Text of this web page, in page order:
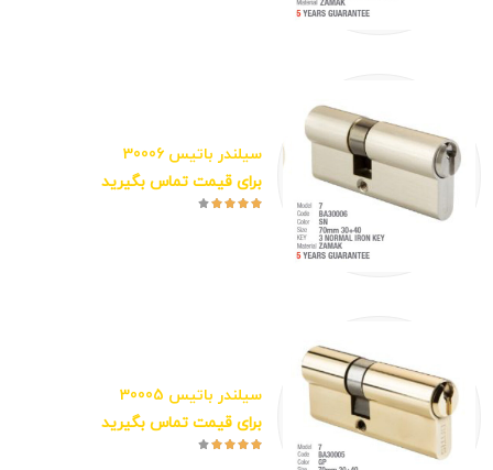
سیلندر باتیس 30006
برای قیمت تماس بگیرید





سیلندر باتیس 30005
برای قیمت تماس بگیرید




